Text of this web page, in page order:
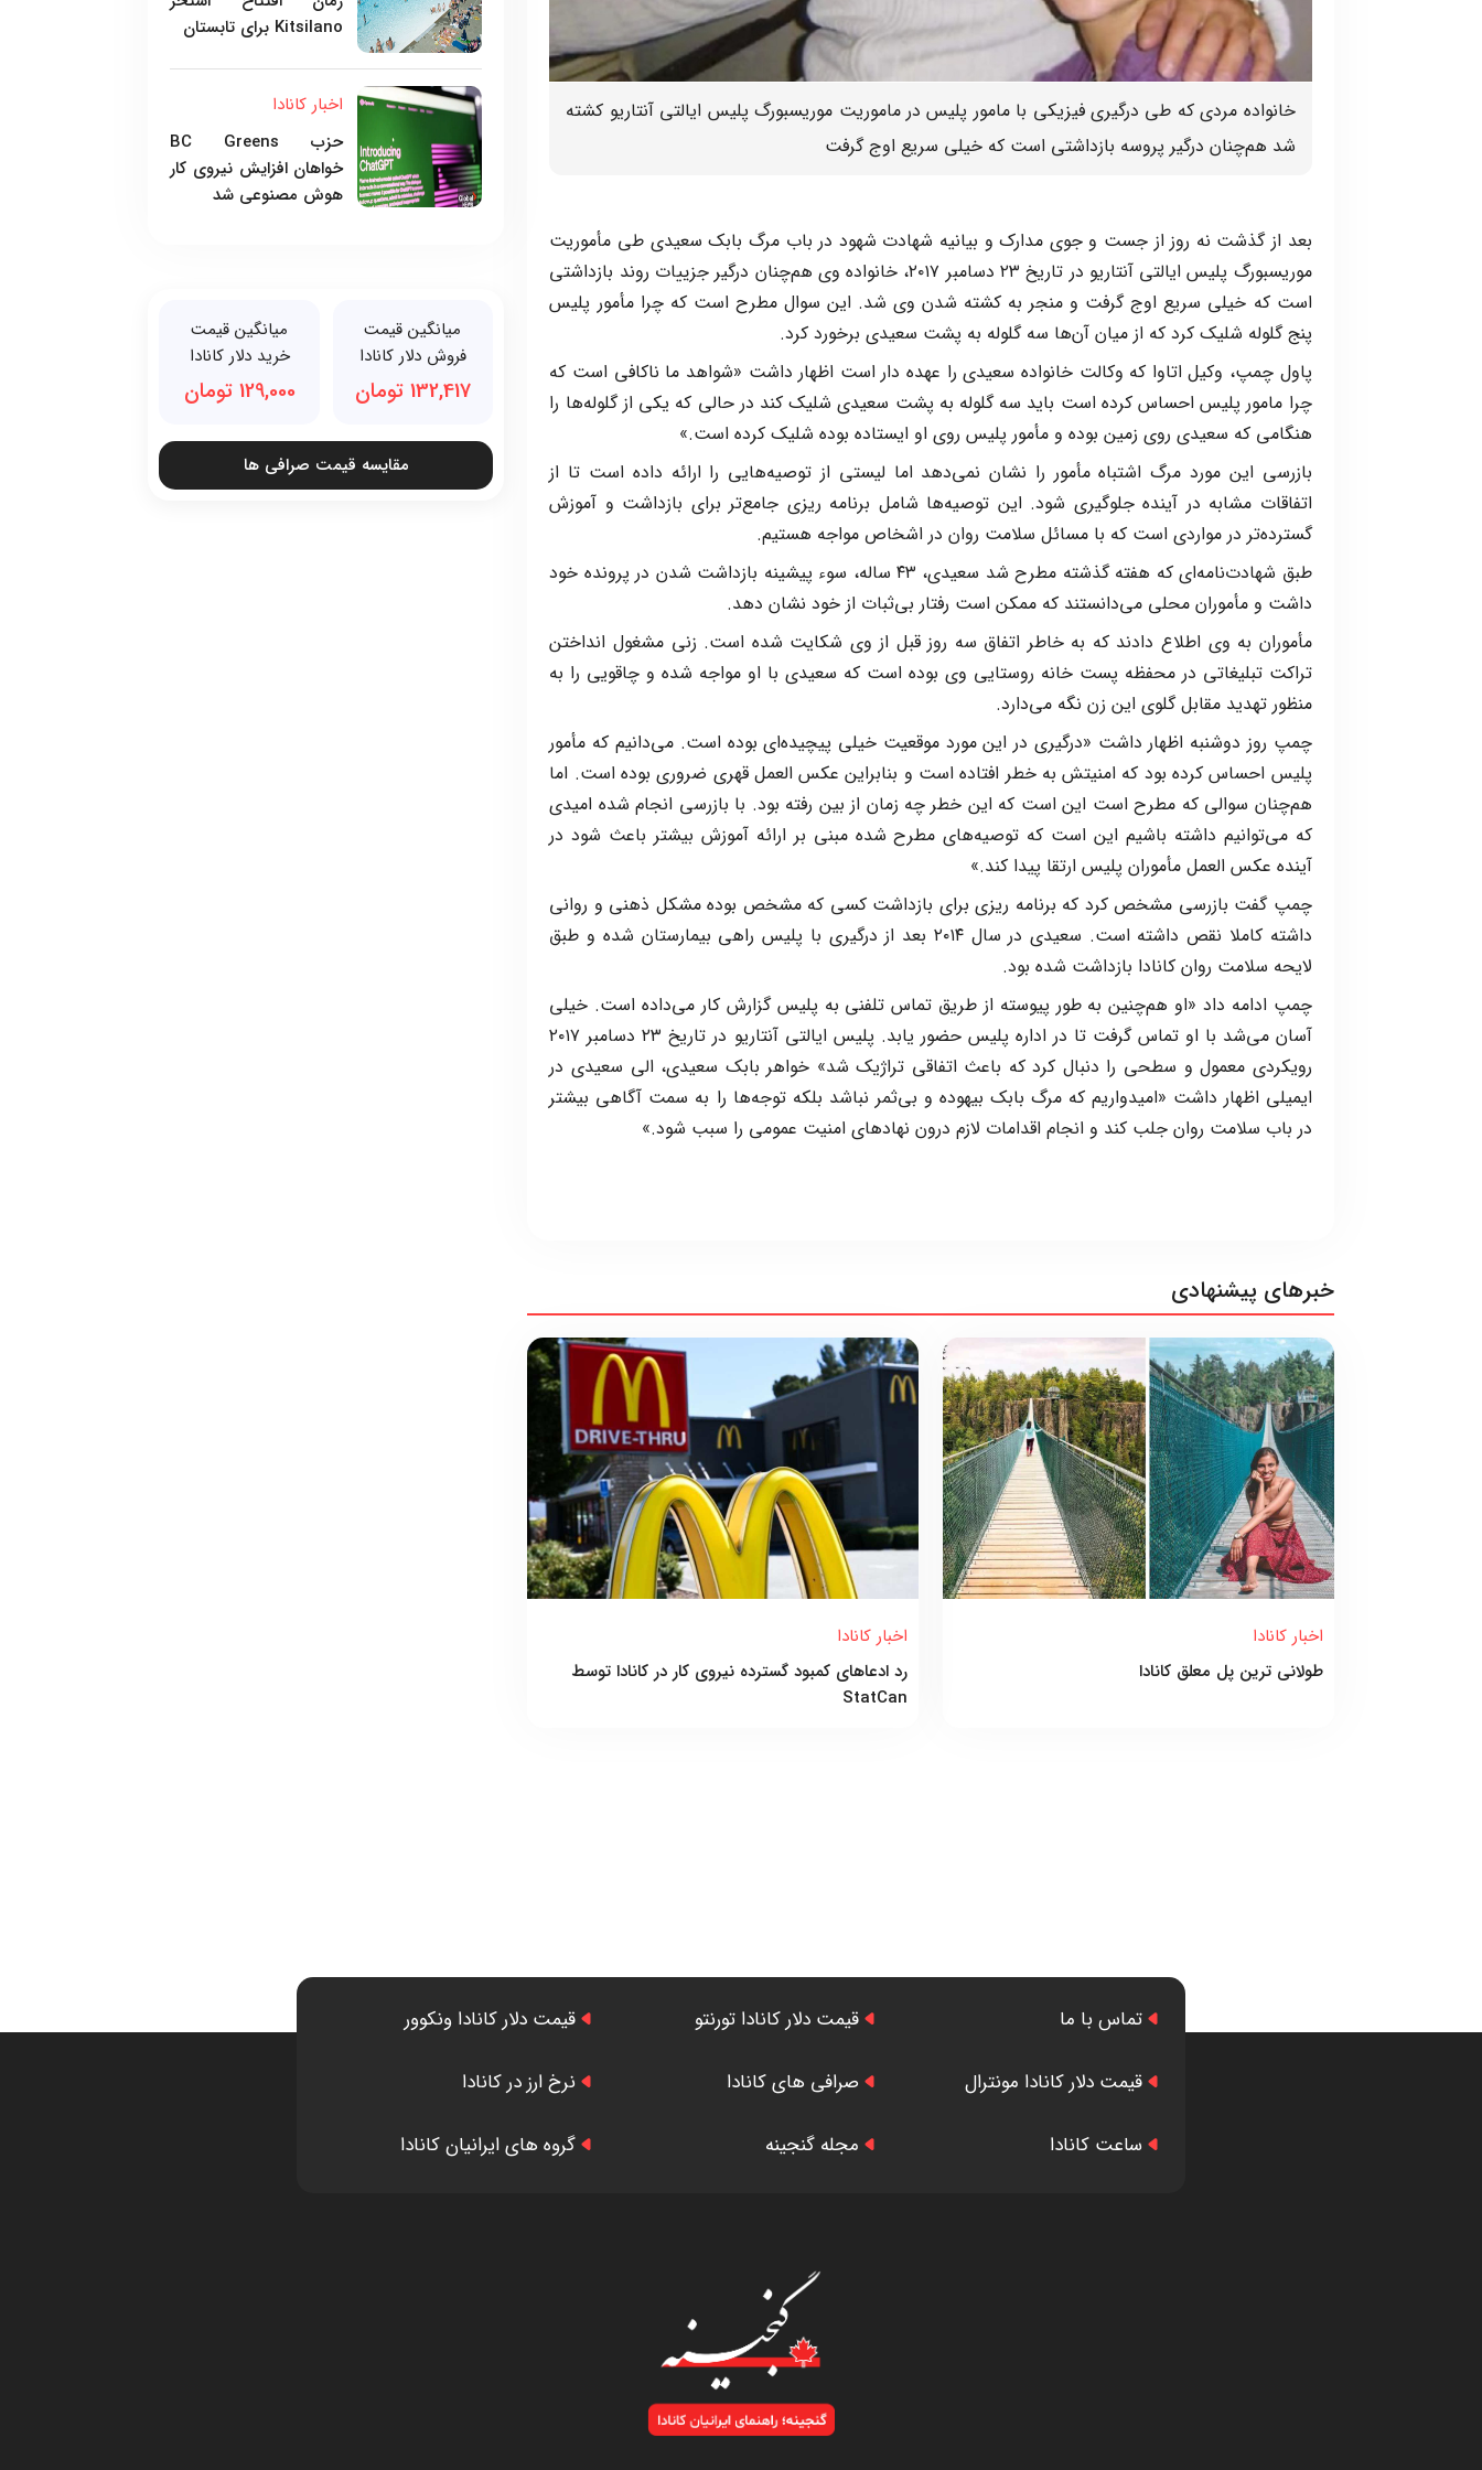
خانواده مردی که طی درگیری فیزیکی با مامور پلیس در ماموریت موریسبورگ پلیس ایالتی آنتاریو کشته
شد هم‌چنان درگیر پروسه بازداشتی است که خیلی سریع اوج گرفت
بعد از گذشت نه روز از جست و جوی مدارک و بیانیه شهادت شهود در باب مرگ بابک سعیدی طی مأموریت
موریسبورگ پلیس ایالتی آنتاریو در تاریخ ۲۳ دسامبر ۲۰۱۷، خانواده وی هم‌چنان درگیر جزییات روند بازداشتی
است که خیلی سریع اوج گرفت و منجر به کشته شدن وی شد. این سوال مطرح است که چرا مأمور پلیس
پنج گلوله شلیک کرد که از میان آن‌ها سه گلوله به پشت سعیدی برخورد کرد.
پاول چمپ، وکیل اتاوا که وکالت خانواده سعیدی را عهده دار است اظهار داشت «شواهد ما ناکافی است که
چرا مامور پلیس احساس کرده است باید سه گلوله به پشت سعیدی شلیک کند در حالی که یکی از گلوله‌ها را
هنگامی که سعیدی روی زمین بوده و مأمور پلیس روی او ایستاده بوده شلیک کرده است.»
بازرسی این مورد مرگ اشتباه مأمور را نشان نمی‌دهد اما لیستی از توصیه‌هایی را ارائه داده است تا از
اتفاقات مشابه در آینده جلوگیری شود. این توصیه‌ها شامل برنامه ریزی جامع‌تر برای بازداشت و آموزش
گسترده‌تر در مواردی است که با مسائل سلامت روان در اشخاص مواجه هستیم.
طبق شهادت‌نامه‌ای که هفته گذشته مطرح شد سعیدی، ۴۳ ساله، سوء پیشینه بازداشت شدن در پرونده خود
داشت و مأموران محلی می‌دانستند که ممکن است رفتار بی‌ثبات از خود نشان دهد.
مأموران به وی اطلاع دادند که به خاطر اتفاق سه روز قبل از وی شکایت شده است. زنی مشغول انداختن
تراکت تبلیغاتی در محفظه پست خانه روستایی وی بوده است که سعیدی با او مواجه شده و چاقویی را به
منظور تهدید مقابل گلوی این زن نگه می‌دارد.
چمپ روز دوشنبه اظهار داشت «درگیری در این مورد موقعیت خیلی پیچیده‌ای بوده است. می‌دانیم که مأمور
پلیس احساس کرده بود که امنیتش به خطر افتاده است و بنابراین عکس العمل قهری ضروری بوده است. اما
هم‌چنان سوالی که مطرح است این است که این خطر چه زمان از بین رفته بود. با بازرسی انجام شده امیدی
که می‌توانیم داشته باشیم این است که توصیه‌های مطرح شده مبنی بر ارائه آموزش بیشتر باعث شود در
آینده عکس العمل مأموران پلیس ارتقا پیدا کند.»
چمپ گفت بازرسی مشخص کرد که برنامه ریزی برای بازداشت کسی که مشخص بوده مشکل ذهنی و روانی
داشته کاملا نقص داشته است. سعیدی در سال ۲۰۱۴ بعد از درگیری با پلیس راهی بیمارستان شده و طبق
لایحه سلامت روان کانادا بازداشت شده بود.
چمپ ادامه داد «او هم‌چنین به طور پیوسته از طریق تماس تلفنی به پلیس گزارش کار می‌داده است. خیلی
آسان می‌شد با او تماس گرفت تا در اداره پلیس حضور یابد. پلیس ایالتی آنتاریو در تاریخ ۲۳ دسامبر ۲۰۱۷
رویکردی معمول و سطحی را دنبال کرد که باعث اتفاقی تراژیک شد» خواهر بابک سعیدی، الی سعیدی در
ایمیلی اظهار داشت «امیدواریم که مرگ بابک بیهوده و بی‌ثمر نباشد بلکه توجه‌ها را به سمت آگاهی بیشتر
در باب سلامت روان جلب کند و انجام اقدامات لازم درون نهادهای امنیت عمومی را سبب شود.»
خبرهای پیشنهادی
اخبار کانادا
طولانی ترین پل معلق کانادا
اخبار کانادا
رد ادعاهای کمبود گسترده نیروی کار در کانادا توسط
StatCan
Kitsilano برای تابستان
اخبار کانادا
حزب BC Greens
خواهان افزایش نیروی کار
هوش مصنوعی شد
میانگین قیمت
فروش دلار کانادا
132,417 تومان
میانگین قیمت
خرید دلار کانادا
129,000 تومان
مقایسه قیمت صرافی ها
تماس با ما قیمت دلار کانادا تورنتو قیمت دلار کانادا ونکوور
قیمت دلار کانادا مونترال صرافی های کانادا نرخ ارز در کانادا
ساعت کانادا مجله گنجینه گروه های ایرانیان کانادا